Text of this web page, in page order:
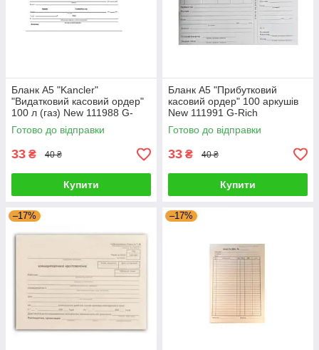
Бланк А5 "Kancler"
"Видатковий касовий ордер"
100 л (газ) New 111988 G-
Rich
Готово до відправки
33 ₴ 40 ₴
Купити
Бланк А5 "Прибутковий
касовий ордер" 100 аркушів
New 111991 G-Rich
Готово до відправки
33 ₴ 40 ₴
Купити
–17% –17%